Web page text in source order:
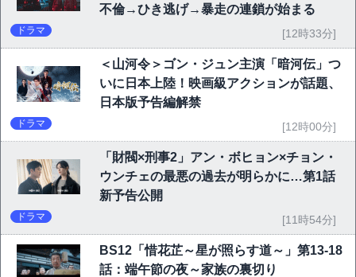
不倫→ひき逃げ→暴走の連鎖が始まる
ドラマ [12時33分]
＜山河令＞ゴン・ジュン主演「暗河伝」つ
いに日本上陸！映画級アクションが話題、
日本版予告編解禁
ドラマ [12時00分]
「財閥×刑事2」アン・ボヒョン×チョン・
ウンチェの最悪の過去が明らかに…第1話
新予告公開
ドラマ [11時54分]
BS12「惜花芷～星が照らす道～」第13-18
話：端午節の夜～家族の裏切り